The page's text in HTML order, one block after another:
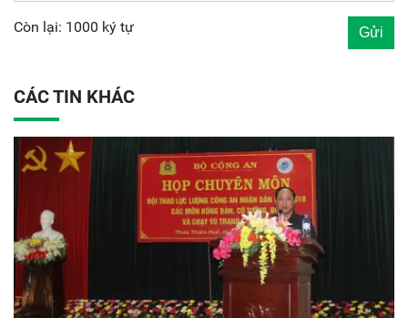
Còn lại: 1000 ký tự
CÁC TIN KHÁC